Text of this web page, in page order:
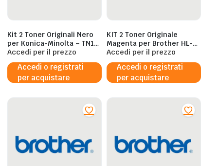
Kit 2 Toner Originali Nero
per Konica-Minolta – TN114
(8937-784)
Accedi per il prezzo
Accedi o registrati
per acquistare
KIT 2 Toner Originale
Magenta per Brother HL-
L9200CDWT –
MFCL9550CDWT – 12.000
Pagine al 5%
Accedi per il prezzo
Accedi o registrati
per acquistare